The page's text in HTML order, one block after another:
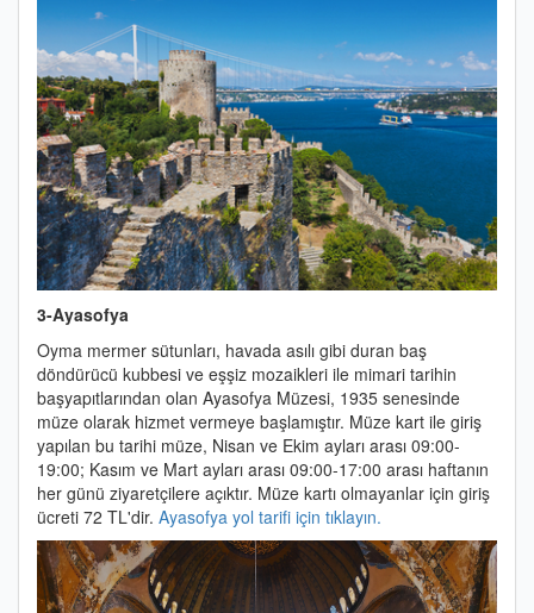
3-Ayasofya
Oyma mermer sütunları, havada asılı gibi duran baş
döndürücü kubbesi ve eşşiz mozaikleri ile mimari tarihin
başyapıtlarından olan Ayasofya Müzesi, 1935 senesinde
müze olarak hizmet vermeye başlamıştır. Müze kart ile giriş
yapılan bu tarihi müze, Nisan ve Ekim ayları arası 09:00-
19:00; Kasım ve Mart ayları arası 09:00-17:00 arası haftanın
her günü ziyaretçilere açıktır. Müze kartı olmayanlar için giriş
ücreti 72 TL'dir. Ayasofya yol tarifi için tıklayın.